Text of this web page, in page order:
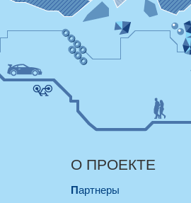
О ПРОЕКТЕ
Партнеры